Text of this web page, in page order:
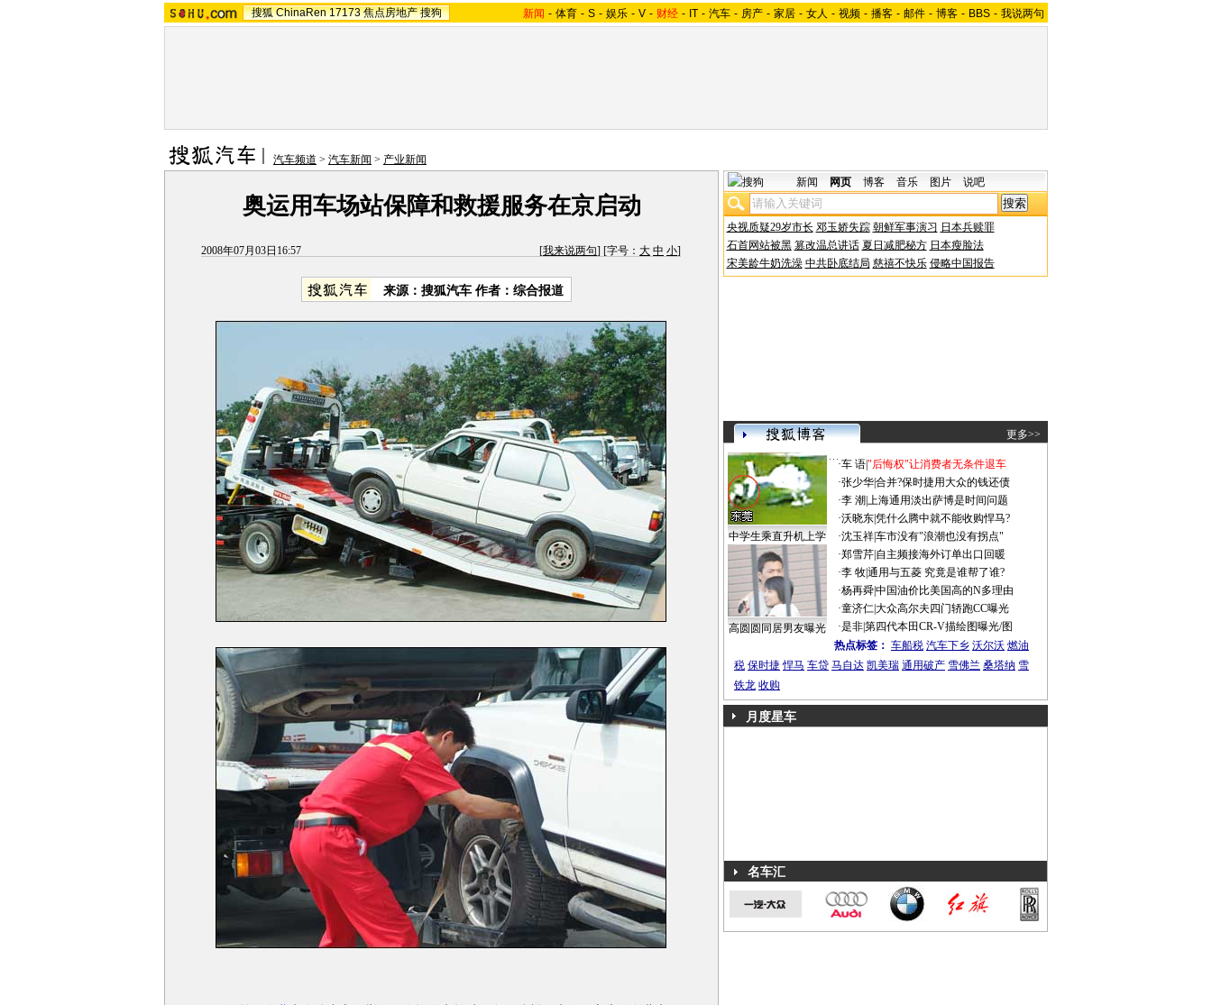
搜狐 ChinaRen 17173 焦点房地产 搜狗 新闻 - 体育 - S - 娱乐 - V - 财经 - IT - 汽车 - 房产 - 家居 - 女人 - 视频 - 播客 - 邮件 - 博客 - BBS - 我说两句
汽车频道 > 汽车新闻 > 产业新闻
奥运用车场站保障和救援服务在京启动
2008年07月03日16:57 [我来说两句] [字号： 大 中 小]
来源：搜狐汽车 作者：综合报道
新闻 网页 博客 音乐 图片 说吧
央视质疑29岁市长 邓玉娇失踪 朝鲜军事演习 日本兵赎罪
石首网站被黑 篡改温总讲话 夏日减肥秘方 日本瘦脸法
宋美龄牛奶洗澡 中共卧底结局 慈禧不快乐 侵略中国报告
更多>>
中学生乘直升机上学
高圆圆同居男友曝光
·车 语|"后悔权"让消费者无条件退车
·张少华|合并?保时捷用大众的钱还债
·李 潮 上海通用淡出萨博是时间问题
·沃晓东|凭什么腾中就不能收购悍马?
·沈玉祥|车市没有"浪潮也没有拐点"
·郑雪芹| 自主频接海外订单出口回暖
·李 牧|通用与五菱 究竟是谁帮了谁?
·杨再舜|中国油价比美国高的N多理由
·童济仁|大众高尔夫四门轿跑CC曝光
·是非|第四代本田CR-V描绘图曝光/图
热点标签： 车船税 汽车下乡 沃尔沃 燃油
税 保时捷 悍马 车贷 马自达 凯美瑞 通用破产 雪佛兰 桑塔纳 雪
铁龙 收购
月度星车
名车汇